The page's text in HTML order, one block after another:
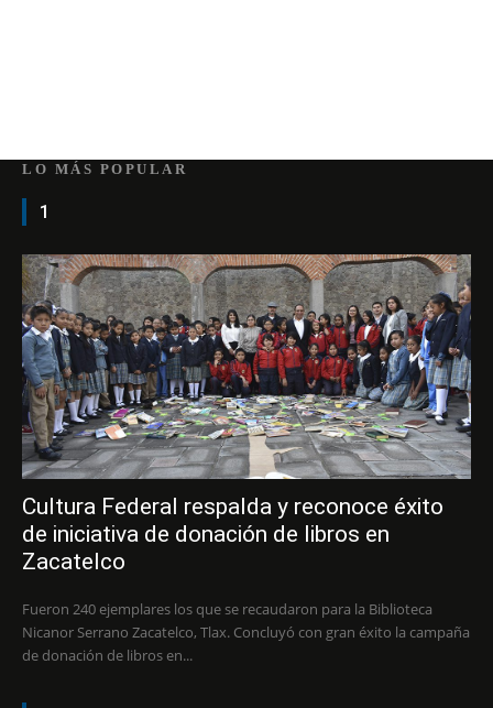
LO MÁS POPULAR
1
Cultura Federal respalda y reconoce éxito
de iniciativa de donación de libros en
Zacatelco
Fueron 240 ejemplares los que se recaudaron para la Biblioteca
Nicanor Serrano Zacatelco, Tlax. Concluyó con gran éxito la campaña
de donación de libros en...